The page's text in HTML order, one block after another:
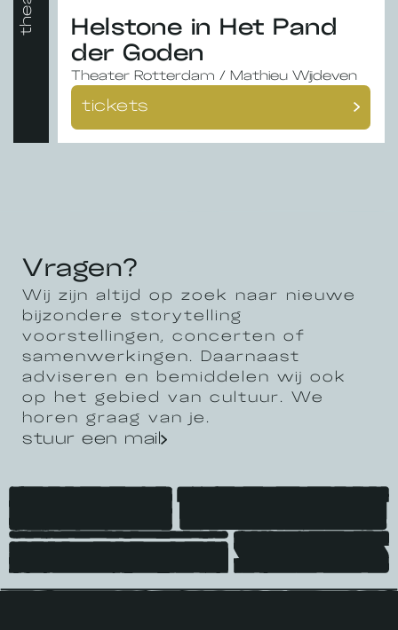
Helstone in Het Pand
der Goden
Theater Rotterdam / Mathieu Wijdeven
tickets
Vragen?
Wij zijn altijd op zoek naar nieuwe
bijzondere storytelling
voorstellingen, concerten of
samenwerkingen. Daarnaast
adviseren en bemiddelen wij ook
op het gebied van cultuur. We
horen graag van je.
stuur een mail